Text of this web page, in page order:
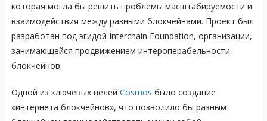
которая могла бы решить проблемы масштабируемости и
взаимодействия между разными блокчейнами. Проект был
разработан под эгидой Interchain Foundation, организации,
занимающейся продвижением интероперабельности
блокчейнов.
Одной из ключевых целей Cosmos было создание
«интернета блокчейнов», что позволило бы разным